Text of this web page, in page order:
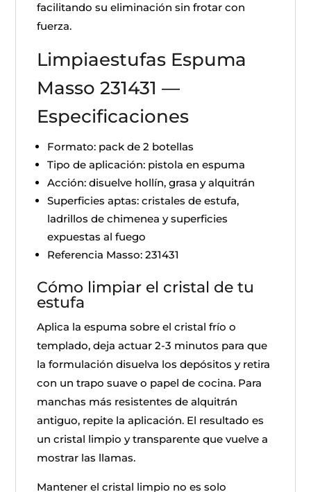
facilitando su eliminación sin frotar con
fuerza.
Limpiaestufas Espuma
Masso 231431 —
Especificaciones
Formato: pack de 2 botellas
Tipo de aplicación: pistola en espuma
Acción: disuelve hollín, grasa y alquitrán
Superficies aptas: cristales de estufa,
ladrillos de chimenea y superficies
expuestas al fuego
Referencia Masso: 231431
Cómo limpiar el cristal de tu
estufa
Aplica la espuma sobre el cristal frío o
templado, deja actuar 2-3 minutos para que
la formulación disuelva los depósitos y retira
con un trapo suave o papel de cocina. Para
manchas más resistentes de alquitrán
antiguo, repite la aplicación. El resultado es
un cristal limpio y transparente que vuelve a
mostrar las llamas.
Mantener el cristal limpio no es solo